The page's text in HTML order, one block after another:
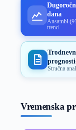
dana
Ansambl
trend
Stručna
Vremenska